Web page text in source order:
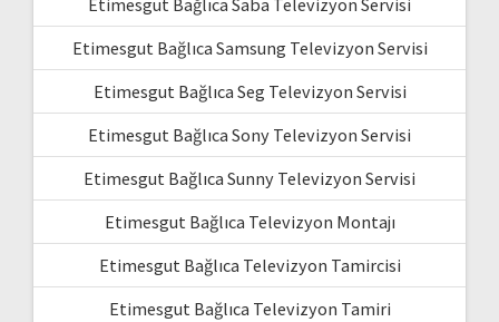
Etimesgut Bağlıca Saba Televizyon Servisi
Etimesgut Bağlıca Samsung Televizyon Servisi
Etimesgut Bağlıca Seg Televizyon Servisi
Etimesgut Bağlıca Sony Televizyon Servisi
Etimesgut Bağlıca Sunny Televizyon Servisi
Etimesgut Bağlıca Televizyon Montajı
Etimesgut Bağlıca Televizyon Tamircisi
Etimesgut Bağlıca Televizyon Tamiri